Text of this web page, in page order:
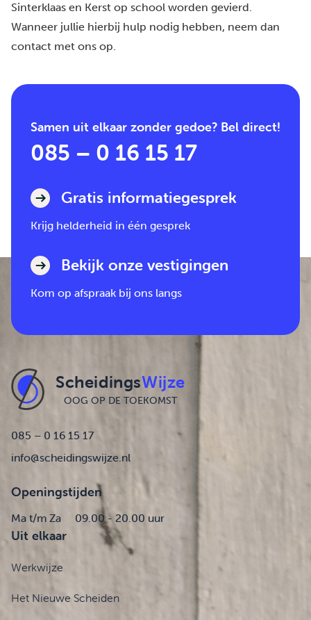
Sinterklaas en Kerst op school worden gevierd.
Wanneer jullie hierbij hulp nodig hebben, neem dan
contact met ons op.
Samen uit elkaar zonder gedoe? Bel direct!
085 – 0 16 15 17
Gratis informatiegesprek
Krijg helderheid in één gesprek
Bekijk onze vestigingen
Kom op afspraak bij ons langs
ScheidingsWijze
OOG OP DE TOEKOMST
085 – 0 16 15 17
info@scheidingswijze.nl
Openingstijden
Ma t/m Za 09.00 - 20.00 uur
Uit elkaar
Werkwijze
Het Nieuwe Scheiden